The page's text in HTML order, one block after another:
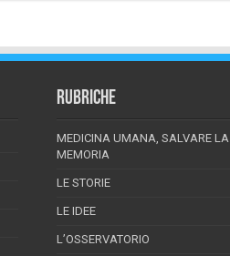
RUBRICHE
MEDICINA UMANA, SALVARE LA
MEMORIA
LE STORIE
LE IDEE
L’OSSERVATORIO